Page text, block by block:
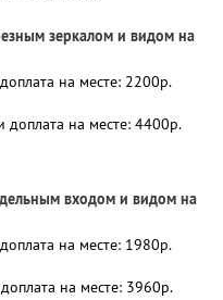
зеркалом и видом на
на месте: 2200р.
на месте: 4400р.
входом и видом на
на месте: 1980р.
на месте: 3960р.